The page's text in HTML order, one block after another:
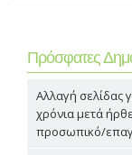
Πρόσφατες
Αλλαγή σελίδας
χρόνια μετά
προσωπικό/